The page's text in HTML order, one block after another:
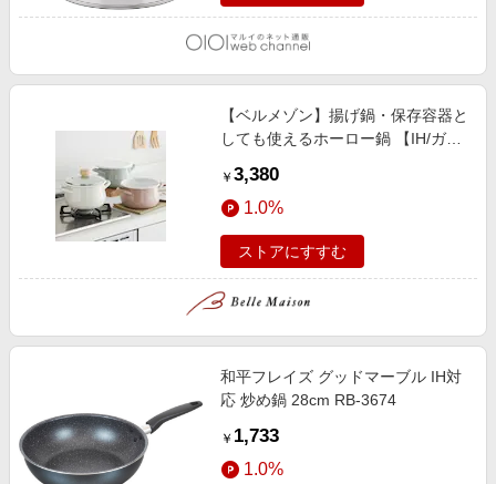
【ベルメゾン】揚げ鍋・保存容器と
しても使えるホーロー鍋 【IH/ガス
￥ 3,380
1.0%
ストアにすすむ
和平フレイズ グッドマーブル IH対
応 炒め鍋 28cm RB-3674
￥ 1,733
1.0%